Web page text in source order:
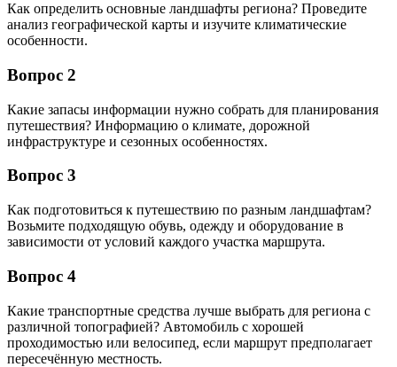
Как определить основные ландшафты региона? Проведите
анализ географической карты и изучите климатические
особенности.
Вопрос 2
Какие запасы информации нужно собрать для планирования
путешествия? Информацию о климате, дорожной
инфраструктуре и сезонных особенностях.
Вопрос 3
Как подготовиться к путешествию по разным ландшафтам?
Возьмите подходящую обувь, одежду и оборудование в
зависимости от условий каждого участка маршрута.
Вопрос 4
Какие транспортные средства лучше выбрать для региона с
различной топографией? Автомобиль с хорошей
проходимостью или велосипед, если маршрут предполагает
пересечённую местность.